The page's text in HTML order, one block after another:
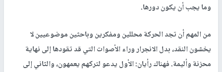
وما يجب أن يكون دورها.
من المهم أن تجد الحركة محللين ومفكرين وباحثين موضوعيين لا
يخشون النقد، بدل الانجرار وراء الأصوات التي قد تقودها إلى نهاية
محزنة وأليمة. فهناك رأيان: الأول يدعو لتركهم يعمهون، والثاني إلى